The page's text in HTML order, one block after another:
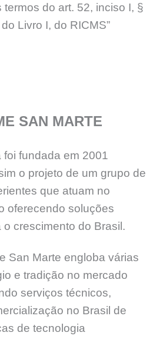
termos do art. 52, inciso I, §
Livro I, do RICMS”
SAN MARTE
fundada em 2001
o projeto de um grupo de
que atuam no
oferecendo soluções
crescimento do Brasil.
San Marte engloba várias
e tradição no mercado
serviços técnicos,
no Brasil de
de tecnologia